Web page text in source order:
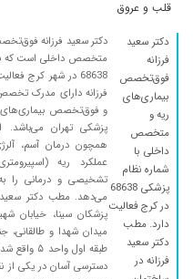
سریع نتیجه داد
سلامت باشند در
ایشون رو پیشنهاد
سلام من اسم
ایشون رفتم
داروهای منو قطع
سلام سی سال
مصرف میکنم سرغه
بعد از
التهاب ریه ، خوب
قلب و عروق
دکتر سعید
فرزانه
فوق‌تخصص
بیماری‌های
ریه و
متخصص
داخلی با
شماره نظام
پزشکی 68638
در کرج فعالیت
دارد. مطب
دکتر سعید
فرزانه در
دکتر سعید فرزانه
متخصص داخلی است که
68638 در شهر کرج
فرزانه دارای مدرک
و فوق‌تخصص بیماری‌های
پزشکی تهران
همچون درمان آسم،
عملکرد ریه
تشخیصی و درمانی را به
می‌دهد. مطب دکتر سعید
پزشکان سینا، خیابان
میدان شهدا و طالقانی،
طبقه اول
دسترسی آسان در یکی از